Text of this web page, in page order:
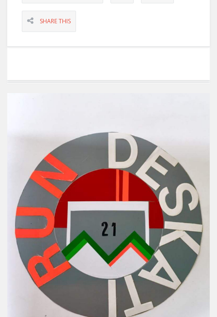
SHARE THIS